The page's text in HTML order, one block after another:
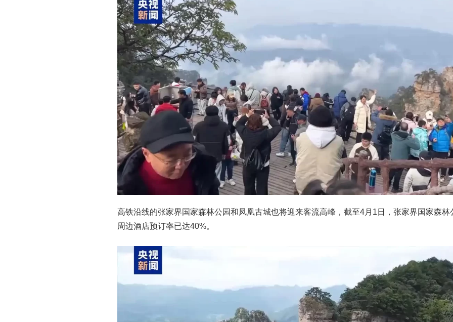
高铁沿线的张家界国家森林公园和凤凰古城也将迎来客流高峰，截至4月1日，张家界国家森林
周边酒店预订率已达40%。